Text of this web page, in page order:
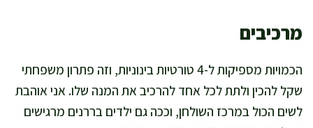
מרכיבים
הכמויות מספיקות ל-4 טורטיות בינוניות, וזה פתרון משפחתי
שקל להכין ולתת לכל אחד להרכיב את המנה שלו. אני אוהבת
לשים הכול במרכז השולחן, וככה גם ילדים בררנים מרגישים